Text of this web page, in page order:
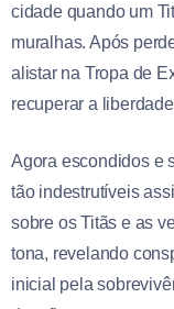
cidade quando um
muralhas. Após
alistar na Tropa de
recuperar a
Agora escondidos e
tão indestrutíveis
sobre os Titãs e as
tona, revelando
inicial pela